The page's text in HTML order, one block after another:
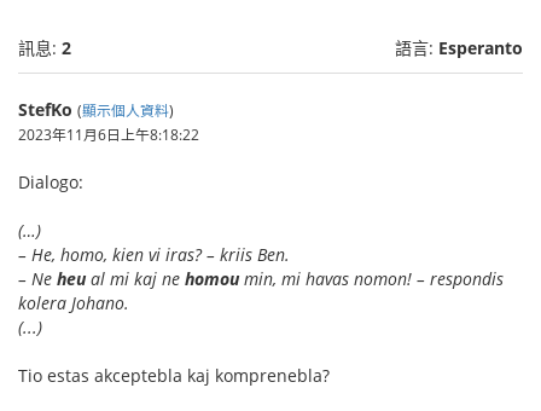
訊息: 2 語言: Esperanto
StefKo (顯示個人資料)
2023年11月6日上午8:18:22
Dialogo:
(…)
– He, homo, kien vi iras? – kriis Ben.
– Ne heual mi kaj ne homoumin, mi havas nomon! – respondis
kolera Johano.
(...)
Tio estas akceptebla kaj komprenebla?